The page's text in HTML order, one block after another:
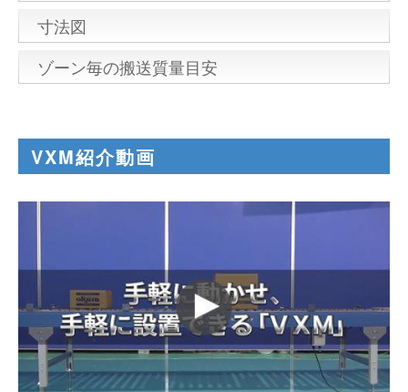
寸法図
ゾーン毎の搬送質量目安
VXM紹介動画